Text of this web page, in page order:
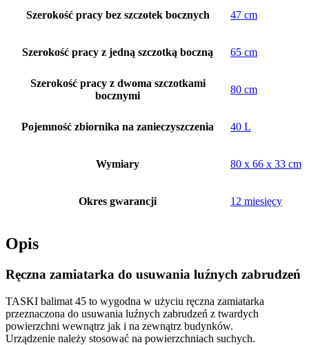
Szerokość pracy bez szczotek bocznych 47 cm
Szerokość pracy z jedną szczotką boczną 65 cm
Szerokość pracy z dwoma szczotkami
bocznymi
80 cm
Pojemność zbiornika na zanieczyszczenia 40 L
Wymiary 80 x 66 x 33 cm
Okres gwarancji 12 miesięcy
Opis
Ręczna zamiatarka do usuwania luźnych zabrudzeń
TASKI balimat 45 to wygodna w użyciu ręczna zamiatarka
przeznaczona do usuwania luźnych zabrudzeń z twardych
powierzchni wewnątrz jak i na zewnątrz budynków.
Urządzenie należy stosować na powierzchniach suchych.